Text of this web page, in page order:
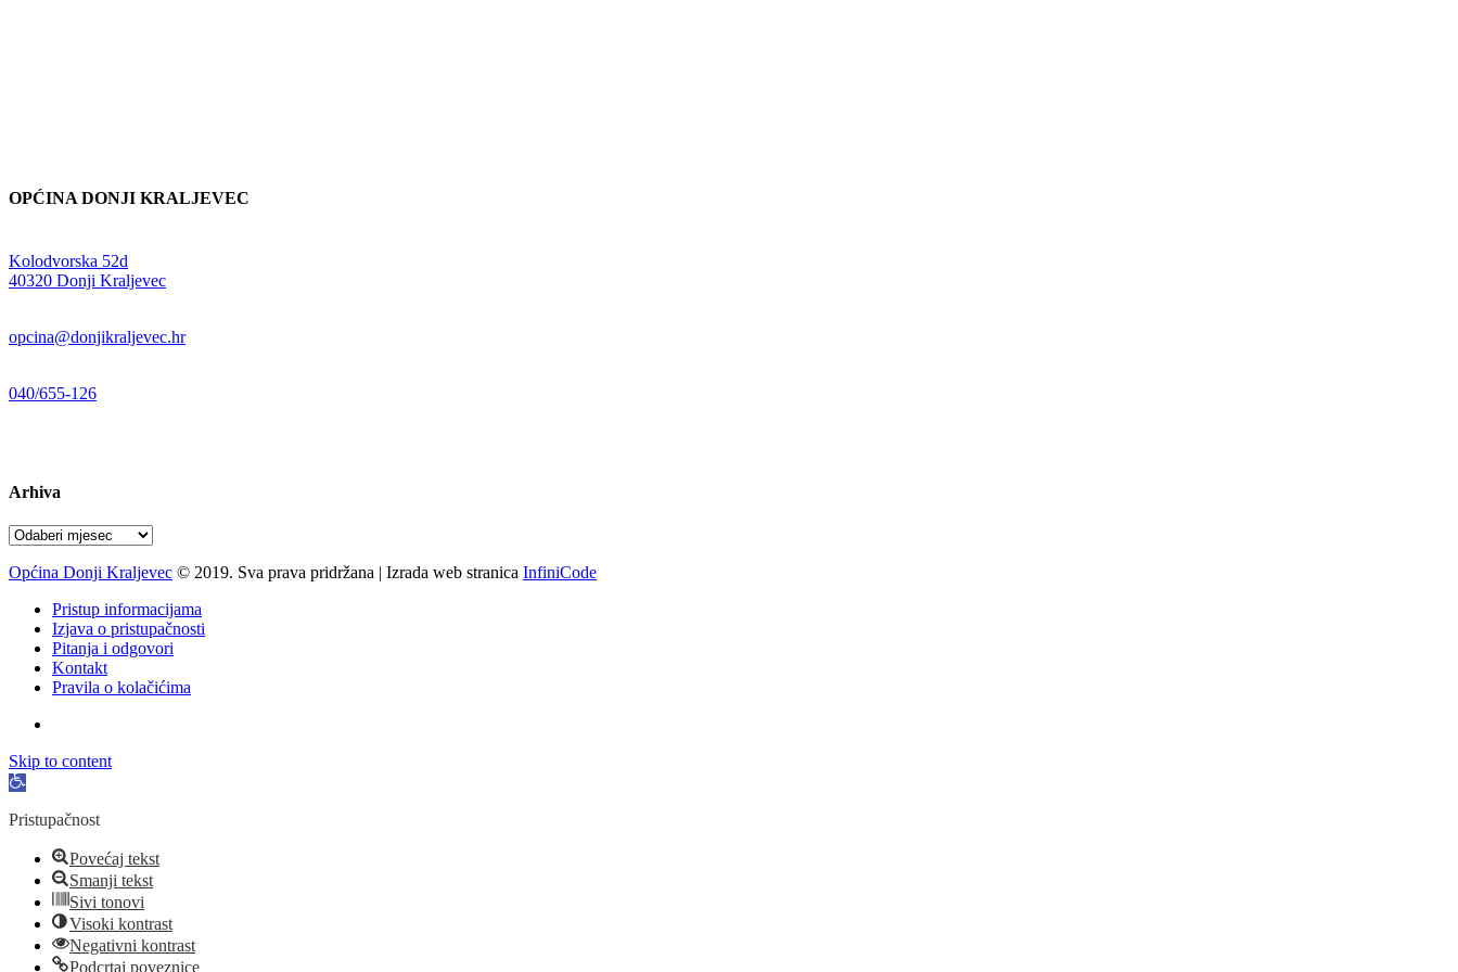
OPĆINA DONJI KRALJEVEC
Kolodvorska 52d
40320 Donji Kraljevec
opcina@donjikraljevec.hr
040/655-126
Arhiva
Arhiva
Općina Donji Kraljevec © 2019. Sva prava pridržana | Izrada web stranica InfiniCode
Pristup informacijama
Izjava o pristupačnosti
Pitanja i odgovori
Kontakt
Pravila o kolačićima
Skip to content
Open
Pristupačnost
Povećaj tekst
Smanji tekst
Sivi tonovi
Visoki kontrast
Negativni kontrast
Podcrtaj poveznice